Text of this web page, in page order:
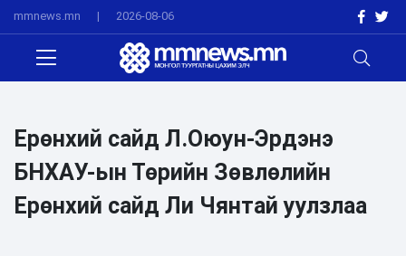
mmnews.mn | 2026-08-06
Ерөнхий сайд Л.Оюун-Эрдэнэ
БНХАУ-ын Төрийн Зөвлөлийн
Ерөнхий сайд Ли Чянтай уулзлаа